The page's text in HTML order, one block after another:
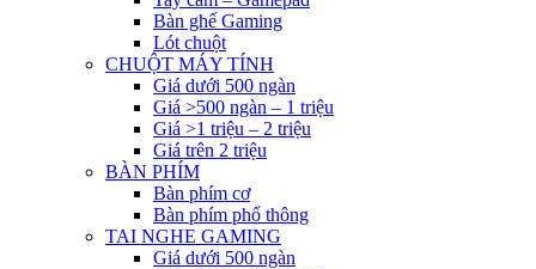
Bàn ghế Gaming
Lót chuột
CHUỘT MÁY TÍNH
Giá dưới 500 ngàn
Giá >500 ngàn – 1 triệu
Giá >1 triệu – 2 triệu
Giá trên 2 triệu
BÀN PHÍM
Bàn phím cơ
Bàn phím phổ thông
TAI NGHE GAMING
Giá dưới 500 ngàn